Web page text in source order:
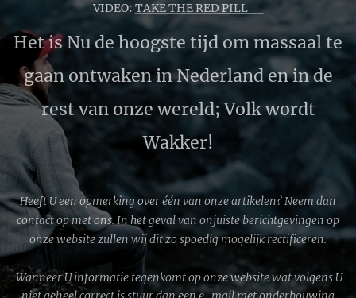
VIDEO: TAKE THE RED PILL 🔴
Het is Nu de hoogste tijd om massaal te
gaan ontwaken in Nederland en in de
rest van onze wereld; Volk wordt
Wakker!
Heeft U een opmerking over één van onze artikelen? Neem dan
contact op met ons. In het geval van onjuiste berichtgevingen op
onze website zullen wij dit zo spoedig mogelijk rectificeren.
Wanneer U informatie tegenkomt op onze website wat volgens U